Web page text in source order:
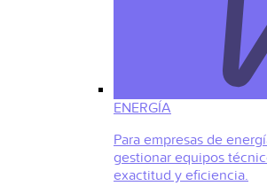
ENERGÍA
Para empresas de
gestionar equipos
exactitud y eficiencia.